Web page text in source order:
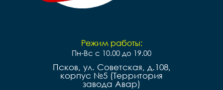
Режим работы:
Пн-Вс с 10.00 до 19.00
Псков, ул. Советская, д.108,
корпус №5 (Территория
завода Авар)